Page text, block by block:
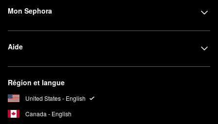
Mon Sephora
Aide
Région et langue
United States - English
Canada - English